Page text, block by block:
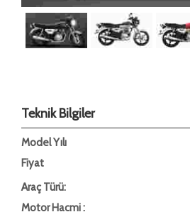
Teknik Bilgiler
Model Yılı
Fiyat
Araç Türü:
Motor Hacmi :